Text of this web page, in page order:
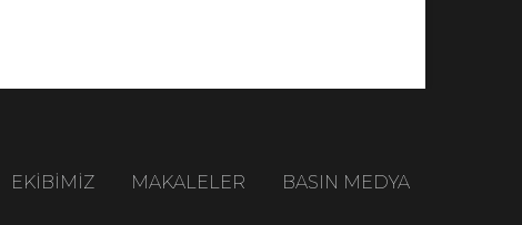
EKİBİMİZ MAKALELER BASIN MEDYA